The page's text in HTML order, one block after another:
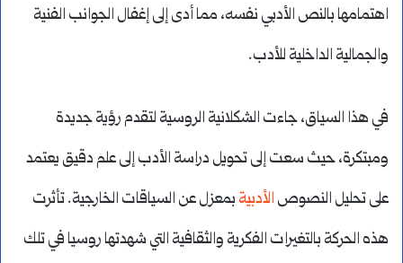
اهتمامها بالنص الأدبي نفسه، مما أدى إلى إغفال الجوانب الفنية
والجمالية الداخلية للأدب.
في هذا السياق، جاءت الشكلانية الروسية لتقدم رؤية جديدة
ومبتكرة، حيث سعت إلى تحويل دراسة الأدب إلى علم دقيق يعتمد
على تحليل النصوص الأدبية بمعزل عن السياقات الخارجية. تأثرت
هذه الحركة بالتغيرات الفكرية والثقافية التي شهدتها روسيا في تلك